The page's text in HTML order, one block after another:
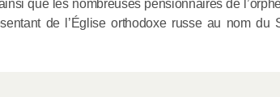
que les nombreuses pensionnaires de
de l’Église orthodoxe russe au nom du
le monastère de
Addis-Abeba